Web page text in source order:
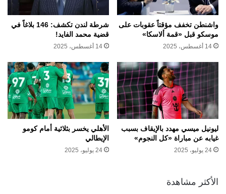
واشنطن تخفف مؤقتاً عقوبات على
موسكو قبل «قمة ألاسكا»
14 أغسطس، 2025
شرطة لندن تكشف: 146 بلاغاً في
قضية محمد الفايد!
14 أغسطس، 2025
ليونيل ميسي مهدد بالإيقاف بسبب
غيابه عن مباراة «كل النجوم»
24 يوليو، 2025
الأهلي يخسر بثلاثية أمام كومو
الإيطالي
24 يوليو، 2025
الأكثر مشاهدة